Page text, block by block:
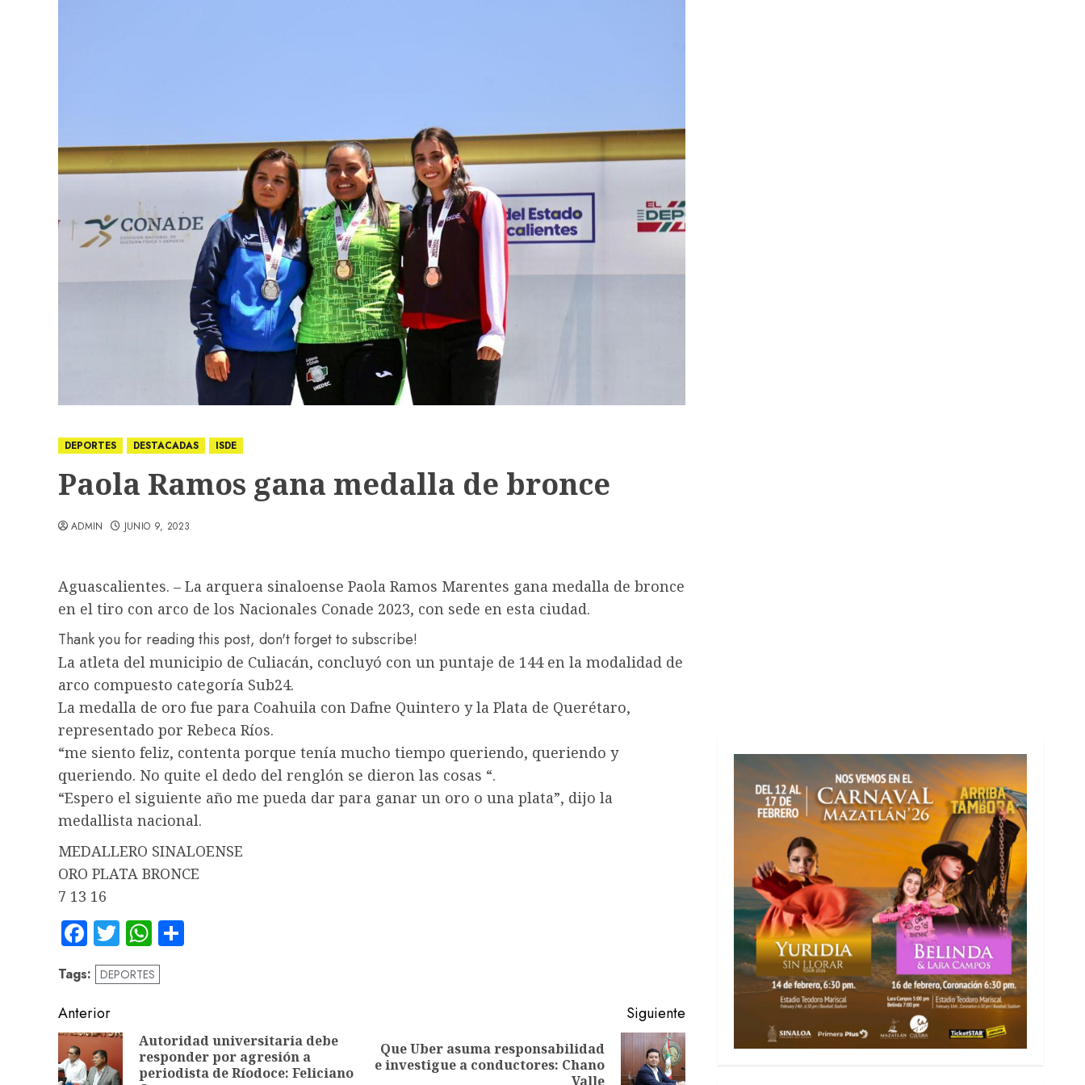
DEPORTES DESTACADAS ISDE
Paola Ramos gana medalla de bronce
ADMIN JUNIO 9, 2023
Aguascalientes. – La arquera sinaloense Paola Ramos Marentes gana medalla de bronce
en el tiro con arco de los Nacionales Conade 2023, con sede en esta ciudad.
Thank you for reading this post, don't forget to subscribe!
La atleta del municipio de Culiacán, concluyó con un puntaje de 144 en la modalidad de
arco compuesto categoría Sub24.
La medalla de oro fue para Coahuila con Dafne Quintero y la Plata de Querétaro,
representado por Rebeca Ríos.
“me siento feliz, contenta porque tenía mucho tiempo queriendo, queriendo y
queriendo. No quite el dedo del renglón se dieron las cosas “.
“Espero el siguiente año me pueda dar para ganar un oro o una plata”, dijo la
medallista nacional.
MEDALLERO SINALOENSE
ORO PLATA BRONCE
7 13 16
Facebook
TwitterWhatsApp
Tags: DEPORTES
Navegación
de
entradas
Anterior
Entrada
Autoridad universitaria debe
responder por agresión a
periodista de Ríodoce: Feliciano
Siguiente
Siguiente
Que Uber asuma responsabilidad
e investigue a conductores: Chano
Valle